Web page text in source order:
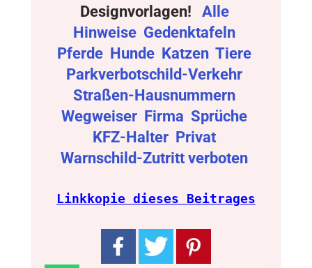
Designvorlagen!
Alle
Hinweise Gedenktafeln
Pferde Hunde Katzen Tiere
Parkverbotschild-Verkehr
Straßen-Hausnummern
Wegweiser Firma Sprüche
KFZ-Halter Privat
Warnschild-Zutritt verboten
Linkkopie dieses Beitrages